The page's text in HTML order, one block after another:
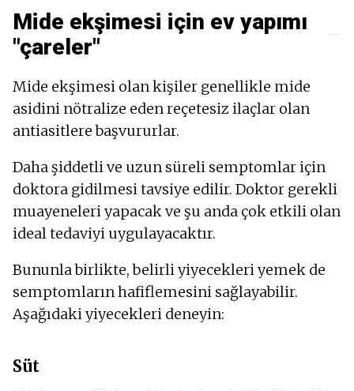
Mide ekşimesi için ev yapımı
"çareler"
Mide ekşimesi olan kişiler genellikle mide
asidini nötralize eden reçetesiz ilaçlar olan
antiasitlere başvururlar.
Daha şiddetli ve uzun süreli semptomlar için
doktora gidilmesi tavsiye edilir. Doktor gerekli
muayeneleri yapacak ve şu anda çok etkili olan
ideal tedaviyi uygulayacaktır.
Bununla birlikte, belirli yiyecekleri yemek de
semptomların hafiflemesini sağlayabilir.
Aşağıdaki yiyecekleri deneyin:
Süt